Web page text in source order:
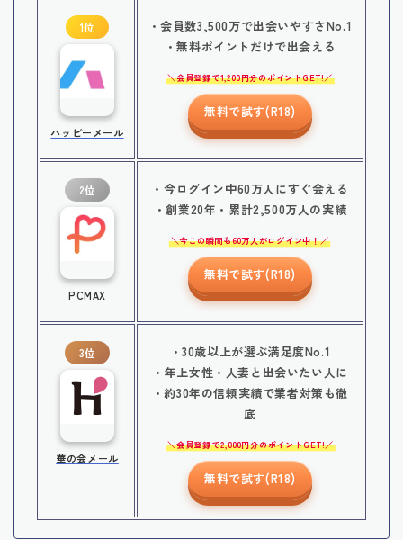
1位
ハッピーメール
・会員数3,500万で出会いやすさNo.1
・無料ポイントだけで出会える
会員登録で1,200円分のポイントGET!
無料で試す(R18)
2位
PCMAX
・今ログイン中60万人にすぐ会える
・創業20年・累計2,500万人の実績
今この瞬間も60万人がログイン中！
無料で試す(R18)
3位
華の会メール
・30歳以上が選ぶ満足度No.1
・年上女性・人妻と出会いたい人に
・約30年の信頼実績で業者対策も徹
底
会員登録で2,000円分のポイントGET!
無料で試す(R18)